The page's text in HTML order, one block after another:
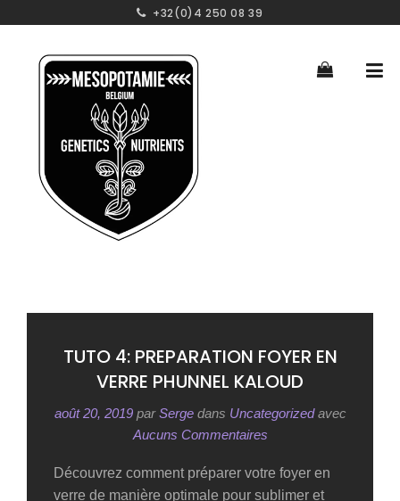
+32(0)4 250 08 39
TUTO 4: PREPARATION FOYER EN
VERRE PHUNNEL KALOUD
août 20, 2019 parSerge dans Uncategorized avec
Aucuns Commentaires
Découvrez comment préparer votre foyer en
verre de manière optimale pour sublimer et